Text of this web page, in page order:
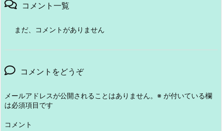
コメント一覧
まだ、コメントがありません
コメントをどうぞ
メールアドレスが公開されることはありません。 ※ が付いている欄
は必須項目です
コメント